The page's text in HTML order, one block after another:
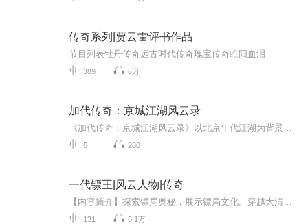
传奇系列|贾云雷评书作品
节目列表牡丹传奇远古时代传奇瑰宝传奇睢阳血泪
389 6万
加代传奇：京城江湖风云录
5 280
一代镖王|风云人物|传奇
131 6.1万